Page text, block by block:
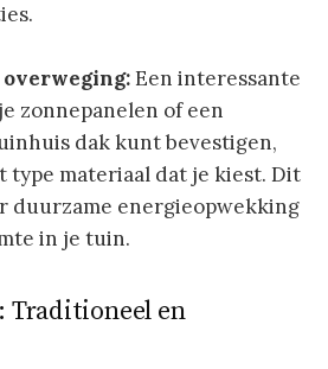
Een interessante
zonnepanelen of een
dak kunt bevestigen,
type materiaal dat je kiest. Dit
duurzame energieopwekking
in je tuin.
Traditioneel en